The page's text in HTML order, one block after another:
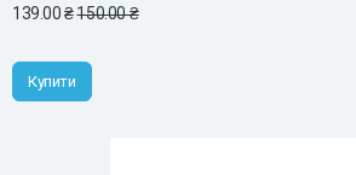
139.00 ₴150.00 ₴
Купити